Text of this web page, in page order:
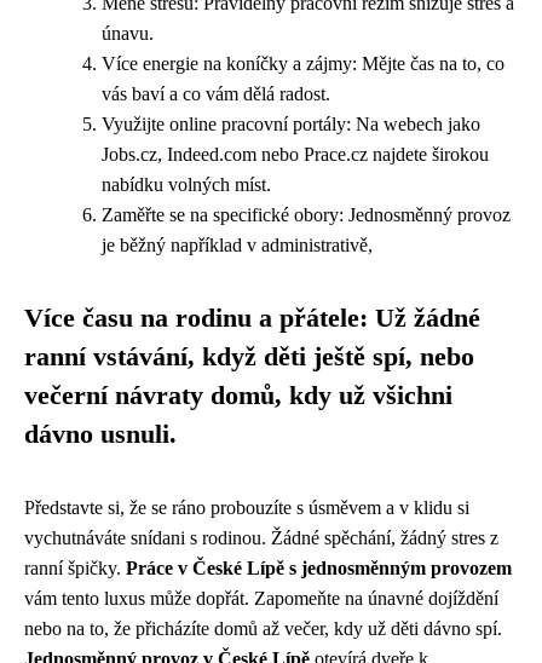
únavu.
Více energie na koníčky a zájmy: Mějte čas na to, co
vás baví a co vám dělá radost.
Využijte online pracovní portály: Na webech jako
Jobs.cz, Indeed.com nebo Prace.cz najdete širokou
nabídku volných míst.
Zaměřte se na specifické obory: Jednosměnný provoz
je běžný například v administrativě,
Více času na rodinu a přátele: Už žádné
ranní vstávání, když děti ještě spí, nebo
večerní návraty domů, kdy už všichni
dávno usnuli.
Představte si, že se ráno probouzíte s úsměvem a v klidu si
vychutnáváte snídani s rodinou. Žádné spěchání, žádný stres z
ranní špičky. Práce v České Lípě s jednosměnným provozem
vám tento luxus může dopřát. Zapomeňte na únavné dojíždění
nebo na to, že přicházíte domů až večer, kdy už děti dávno spí.
Jednosměnný provoz v České Lípě otevírá dveře k